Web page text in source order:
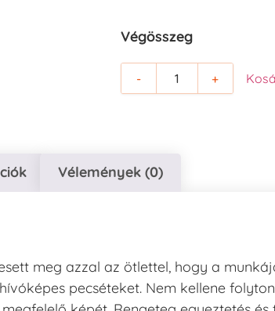
Végösszeg
- +
Vélemények (0)
meg azzal az ötlettel, hogy a
pecséteket. Nem kellene